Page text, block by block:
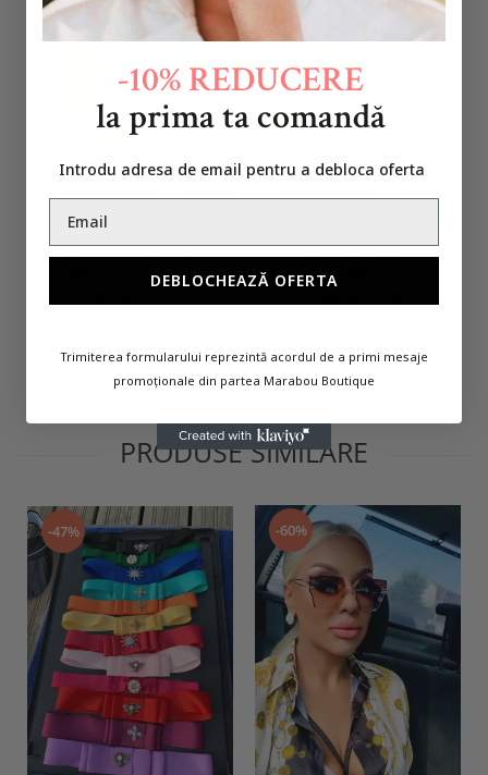
Ochelari de Soare Maro din
Cristal - Luxury Edition
Ochelari de Soare Punk
Argintii
PRODUSE SIMILARE
-47% -60%
-10% REDUCERE
la prima ta comandă
Introdu adresa de email pentru a debloca oferta
DEBLOCHEAZĂ OFERTA
Trimiterea formularului reprezintă acordul de a primi mesaje
promoționale din partea Marabou Boutique